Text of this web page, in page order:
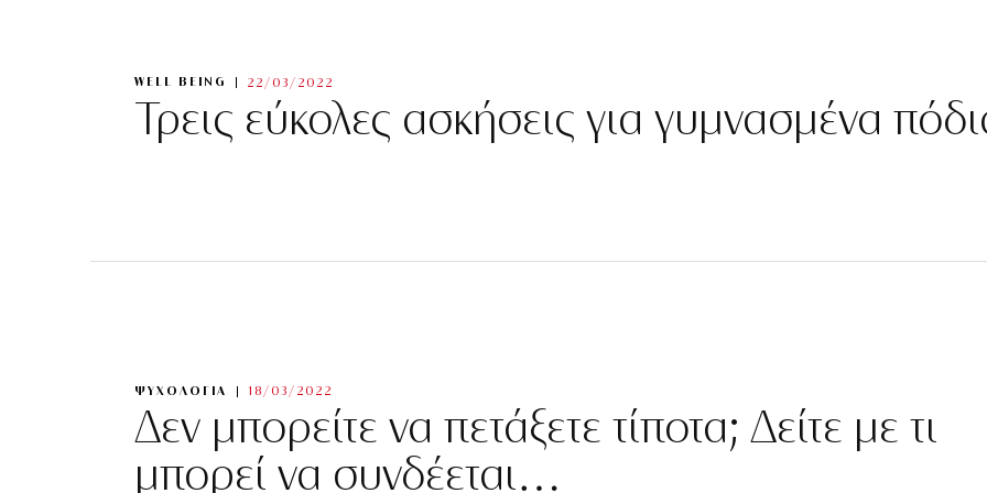
WELL BEING 22/03/2022
Τρεις εύκολες ασκήσεις για γυμνασμένα
ΨΥΧΟΛΟΓΙΑ 18/03/2022
Δεν μπορείτε να πετάξετε τίποτα; Δείτε με τι
μπορεί να συνδέεται…